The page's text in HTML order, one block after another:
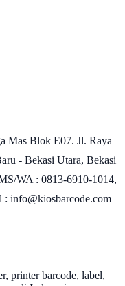
Mas Blok E07. Jl. Raya
- Bekasi Utara, Bekasi
WA : 0813-6910-1014,
: info@kiosbarcode.com
printer barcode, label,